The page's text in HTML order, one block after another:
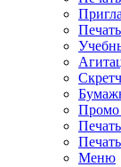
Промо
Меню